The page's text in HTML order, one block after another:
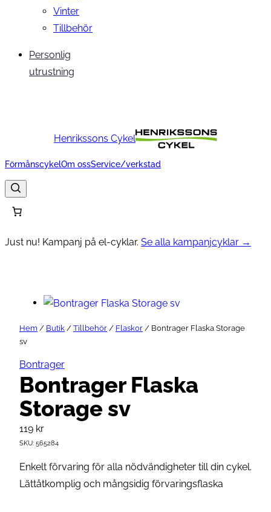
Vinter
Tillbehör
Personlig
utrustning
Henrikssons Cykel
FörmånscykelOm ossService/verkstad
Just nu! Kampanj på el-cyklar. Se alla kampanjcyklar →
Hem / Butik / Tillbehör / Flaskor / Bontrager Flaska Storage
sv
Bontrager
Bontrager Flaska
Storage sv
119 kr
SKU: 565284
Enkelt förvaring för alla nödvändigheter till din cykel.
Lättåtkomplig och mångsidig förvaringsflaska